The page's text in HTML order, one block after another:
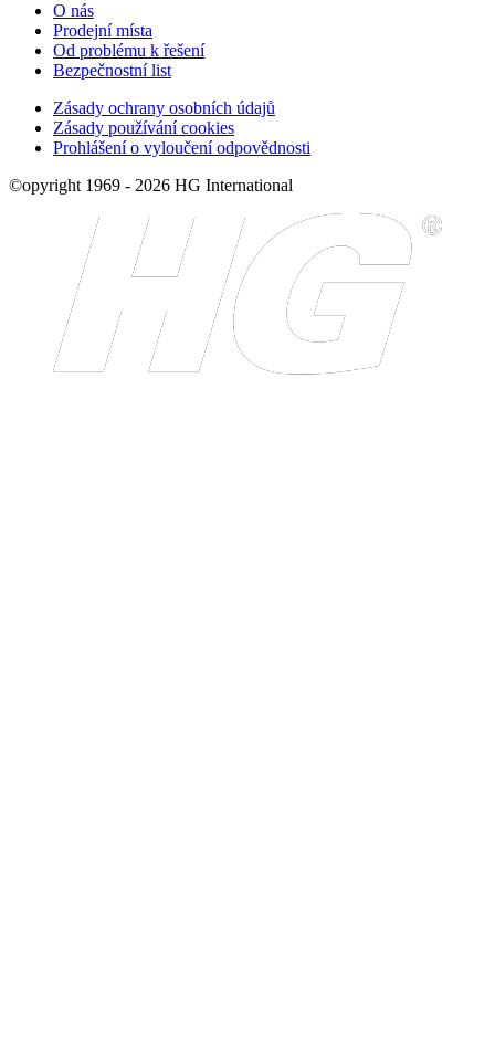
O nás
Prodejní místa
Od problému k řešení
Bezpečnostní list
Zásady ochrany osobních údajů
Zásady používání cookies
Prohlášení o vyloučení odpovědnosti
©opyright 1969 - 2026 HG International